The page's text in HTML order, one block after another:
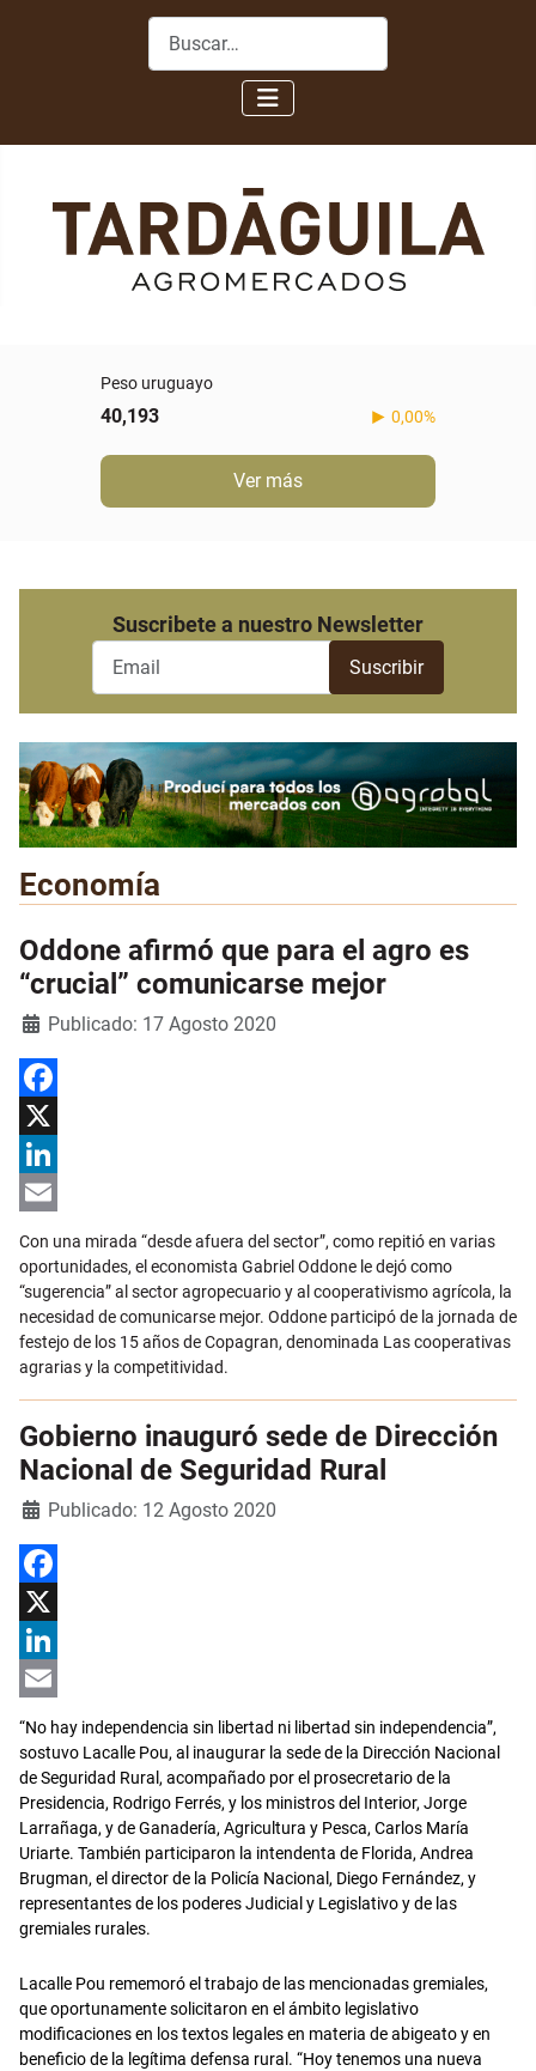
Buscar
Peso uruguayo
40,193 0,00%
Ver más
Suscribete a nuestro Newsletter
Economía
Oddone afirmó que para el agro es
“crucial” comunicarse mejor
DetallesPublicado: 17 Agosto 2020
Facebook
X
LinkedIn
Con una mirada “desde afuera del sector”, como repitió en varias
oportunidades, el economista Gabriel Oddone le dejó como
“sugerencia” al sector agropecuario y al cooperativismo agrícola, la
necesidad de comunicarse mejor. Oddone participó de la jornada de
festejo de los 15 años de Copagran, denominada Las cooperativas
agrarias y la competitividad.
Gobierno inauguró sede de Dirección
Nacional de Seguridad Rural
DetallesPublicado: 12 Agosto 2020
Facebook
X
LinkedIn
Email
“No hay independencia sin libertad ni libertad sin independencia”,
sostuvo Lacalle Pou, al inaugurar la sede de la Dirección Nacional
de Seguridad Rural, acompañado por el prosecretario de la
Presidencia, Rodrigo Ferrés, y los ministros del Interior, Jorge
Larrañaga, y de Ganadería, Agricultura y Pesca, Carlos María
Uriarte. También participaron la intendenta de Florida, Andrea
Brugman, el director de la Policía Nacional, Diego Fernández, y
representantes de los poderes Judicial y Legislativo y de las
gremiales rurales.
Lacalle Pou rememoró el trabajo de las mencionadas gremiales,
que oportunamente solicitaron en el ámbito legislativo
modificaciones en los textos legales en materia de abigeato y en
beneficio de la legítima defensa rural. “Hoy tenemos una nueva